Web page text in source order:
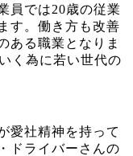
員では20歳の従業
す。働き方も改善
ある職業となりま
く為に若い世代の
愛社精神を持って
ドライバーさんの